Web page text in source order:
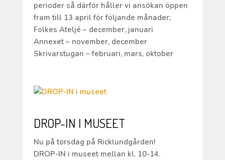
perioder så därför håller vi ansökan öppen
fram till 13 april för följande månader;
Folkes Ateljé – december, januari
Annexet – november, december
Skrivarstugan – februari, mars, oktober
DROP-IN I MUSEET
Nu på torsdag på Ricklundgården!
DROP-IN i museet mellan kl. 10-14.